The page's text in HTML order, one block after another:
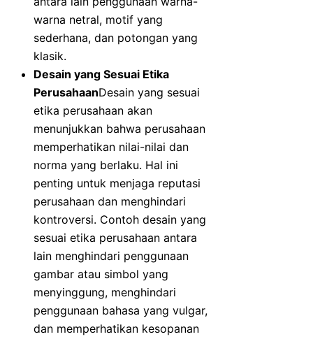
warna netral, motif yang
sederhana, dan potongan yang
klasik.
Desain yang Sesuai Etika
PerusahaanDesain yang sesuai
etika perusahaan akan
menunjukkan bahwa perusahaan
memperhatikan nilai-nilai dan
norma yang berlaku. Hal ini
penting untuk menjaga reputasi
perusahaan dan menghindari
kontroversi. Contoh desain yang
sesuai etika perusahaan antara
lain menghindari penggunaan
gambar atau simbol yang
menyinggung, menghindari
penggunaan bahasa yang vulgar,
dan memperhatikan kesopanan